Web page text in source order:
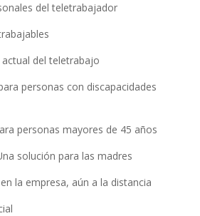
del teletrabajador
del teletrabajo
personas con discapacidades
personas mayores de 45 años
solución para las madres
la empresa, aún a la distancia